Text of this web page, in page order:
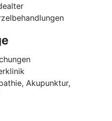
Akupunktur,